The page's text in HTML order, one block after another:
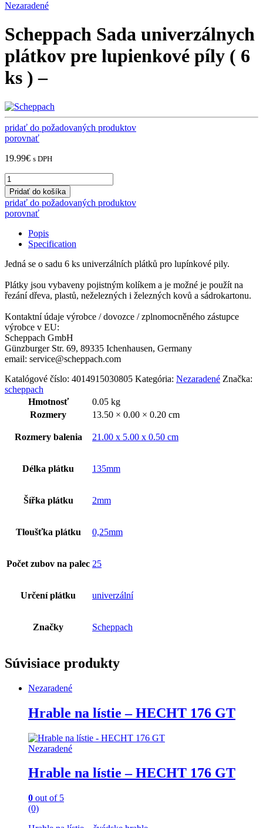
Nezaradené
Scheppach Sada univerzálnych
plátkov pre lupienkové píly ( 6
ks ) –
pridať do požadovaných produktov
porovnať
19.99€ s DPH
Scheppach
Sada
univerzálnych
plátkov
pre
lupienkové
6
)
-
Pridať do košíka
pridať do požadovaných produktov
porovnať
Popis
Specification
Jedná se o sadu 6 ks univerzálních plátků pro lupínkové pily.
Plátky jsou vybaveny pojistným kolíkem a je možné je použít na
řezání dřeva, plastů, neželezných i železných kovů a sádrokartonu.
Kontaktní údaje výrobce / dovozce / zplnomocněného zástupce
výrobce v EU:
Scheppach GmbH
Günzburger Str. 69, 89335 Ichenhausen, Germany
email: service@scheppach.com
Katalógové číslo: 4014915030805 Kategória: Nezaradené Značka:
scheppach
Hmotnosť
0.05 kg
Rozmery
13.50 × 0.00 × 0.20 cm
Rozmery balenia 21.00 x 5.00 x 0.50 cm
Délka plátku 135mm
Šířka plátku 2mm
Tloušťka plátku 0,25mm
Počet zubov na palec 25
Určení plátku univerzální
Značky Scheppach
Súvisiace produkty
Nezaradené
Hrable na lístie – HECHT 176 GT
Nezaradené
Hrable na lístie – HECHT 176 GT
0 out of 5
(0)